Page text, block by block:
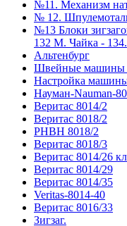
№11. Механизм
№ 12.
№13 Блоки
132 М. Чайка - 134.
Альтенбург
Швейные машины
Настройка
Науман-Nauman-80
Веритас 8014/2
Веритас 8018/2
РНВН 8018/2
Веритас 8018/3
Веритас 8014/26
Веритас 8014/29
Веритас 8014/35
Veritas-8014-40
Веритас 8016/33
Зигзаг.